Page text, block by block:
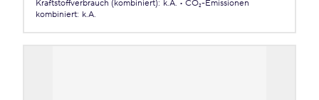
Kraftstoffverbrauch (kombiniert): k.A.
CO₂-Emissionen
kombiniert: k.A.